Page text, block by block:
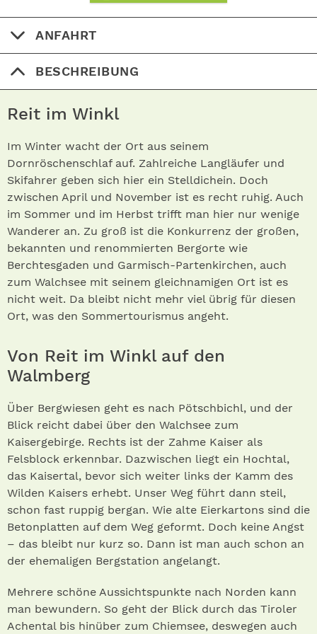
ANFAHRT
BESCHREIBUNG
Reit im Winkl
Im Winter wacht der Ort aus seinem
Dornröschenschlaf auf. Zahlreiche Langläufer und
Skifahrer geben sich hier ein Stelldichein. Doch
zwischen April und November ist es recht ruhig. Auch
im Sommer und im Herbst trifft man hier nur wenige
Wanderer an. Zu groß ist die Konkurrenz der großen,
bekannten und renommierten Bergorte wie
Berchtesgaden und Garmisch-Partenkirchen, auch
zum Walchsee mit seinem gleichnamigen Ort ist es
nicht weit. Da bleibt nicht mehr viel übrig für diesen
Ort, was den Sommertourismus angeht.
Von Reit im Winkl auf den
Walmberg
Über Bergwiesen geht es nach Pötschbichl, und der
Blick reicht dabei über den Walchsee zum
Kaisergebirge. Rechts ist der Zahme Kaiser als
Felsblock erkennbar. Dazwischen liegt ein Hochtal,
das Kaisertal, bevor sich weiter links der Kamm des
Wilden Kaisers erhebt. Unser Weg führt dann steil,
schon fast ruppig bergan. Wie alte Eierkartons sind die
Betonplatten auf dem Weg geformt. Doch keine Angst
– das bleibt nur kurz so. Dann ist man auch schon an
der ehemaligen Bergstation angelangt.
Mehrere schöne Aussichtspunkte nach Norden kann
man bewundern. So geht der Blick durch das Tiroler
Achental bis hinüber zum Chiemsee, deswegen auch